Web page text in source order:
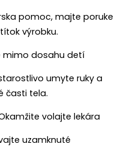
pomoc, majte poruke
výrobku.
mimo dosahu detí
umyte ruky a
časti tela.
Okamžite volajte lekára
uzamknuté